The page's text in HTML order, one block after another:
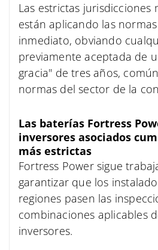
Las estrictas jurisdicciones
están aplicando las
inmediato, obviando
previamente aceptada de
gracia" de tres años,
normas del sector de la
Las baterías Fortress
inversores asociados
más estrictas
Fortress Power sigue
garantizar que los
regiones pasen las
combinaciones aplicables
inversores.